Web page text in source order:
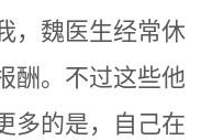
，魏医生经常休
酬。不过这些他
多的是，自己在